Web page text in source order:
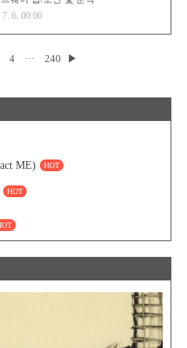
에 작업 스케줄러에 등록
7. 6. 00:00
4 ··· 240 ▶
ME) HOT
HOT